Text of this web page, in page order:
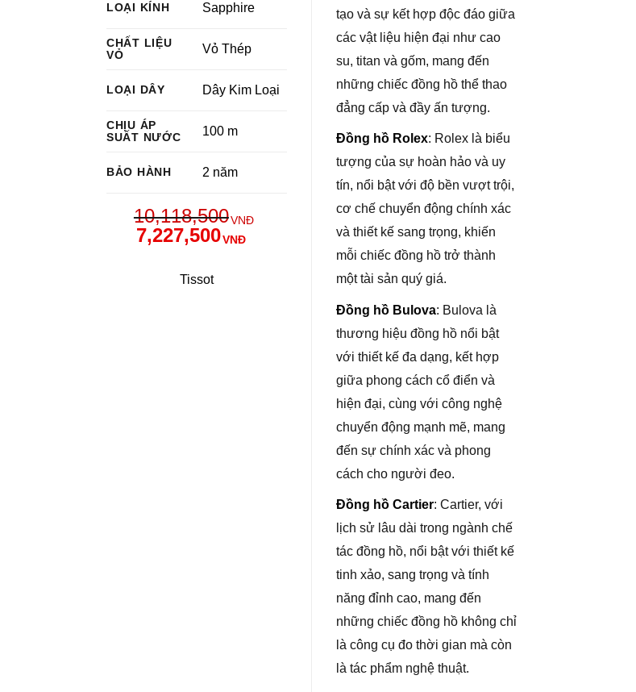
LOẠI KÍNH Sapphire
CHẤT LIỆU
VỎ
Vỏ Thép
LOẠI DÂY Dây Kim Loại
CHỊU ÁP
SUẤT NƯỚC
100 m
BẢO HÀNH 2 năm
10,118,500VNĐ
7,227,500VNĐ
Tissot
tạo và sự kết hợp độc đáo giữa
các vật liệu hiện đại như cao
su, titan và gốm, mang đến
những chiếc đồng hồ thể thao
đẳng cấp và đầy ấn tượng.
Đồng hồ Rolex: Rolex là biểu
tượng của sự hoàn hảo và uy
tín, nổi bật với độ bền vượt trội,
cơ chế chuyển động chính xác
và thiết kế sang trọng, khiến
mỗi chiếc đồng hồ trở thành
một tài sản quý giá.
Đồng hồ Bulova: Bulova là
thương hiệu đồng hồ nổi bật
với thiết kế đa dạng, kết hợp
giữa phong cách cổ điển và
hiện đại, cùng với công nghệ
chuyển động mạnh mẽ, mang
đến sự chính xác và phong
cách cho người đeo.
Đồng hồ Cartier: Cartier, với
lịch sử lâu dài trong ngành chế
tác đồng hồ, nổi bật với thiết kế
tinh xảo, sang trọng và tính
năng đỉnh cao, mang đến
những chiếc đồng hồ không chỉ
là công cụ đo thời gian mà còn
là tác phẩm nghệ thuật.